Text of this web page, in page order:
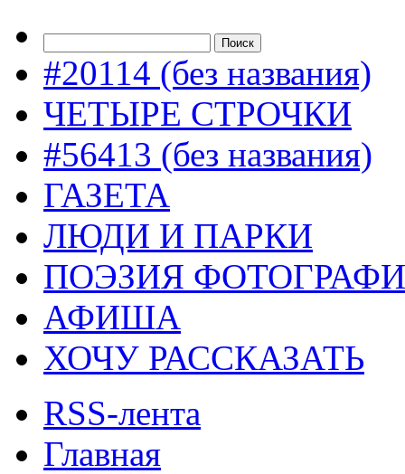
#20114 (без названия)
ЧЕТЫРЕ СТРОЧКИ
#56413 (без названия)
ГАЗЕТА
ЛЮДИ И ПАРКИ
ПОЭЗИЯ
АФИША
ХОЧУ РАССКАЗАТЬ
RSS-лента
Главная